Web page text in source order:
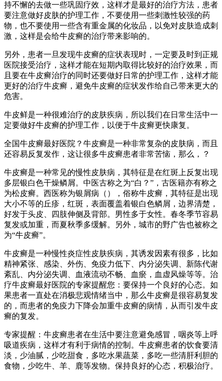
持不懈的去做一些巩固疗效，这样才是最好的治疗方法，患者
要注意做好皮肤的护理工作，不要使用一些刺激性较强的药
物，也不要使用一些含有重金属的化妆品，以免对皮肤造成刺
激，这样是会给牛皮癣的治疗带来影响的。
另外，患者一旦发现牛皮癣的症状表现时，一定要及时到正规
医院接受治疗，这样才能在短期内取得比较好的治疗效果，而
且要在牛皮癣治疗的同时还要做好日常的护理工作，这样才能
更好的治疗牛皮癣，避免牛皮癣的症状发作给自己带来更大的
危害。
牛皮鲜是一种很难治疗的皮肤疾病，所以我们在日常生活中一
定要做好牛皮癣的护理工作，以便于牛皮癣更快康复。
全国牛皮癣最好医院？牛皮癣是一种非常复杂的皮肤病，而且
还容易反复发作，这让很多牛皮癣患者非常苦恼，那么，？
牛皮癣是一种常见的慢性皮肤病，其特征是在红斑上反复出现
多层银白色干燥鳞屑。中医古称之为“白？”，古医籍亦有称之
为松皮癣。西医称为银屑病（），俗称牛皮癣，其特征是出现
大小不等的丘疹，红斑，表面覆盖着银白色鳞屑，边界清楚，
好发于头皮、四肢伸侧及背部。男性多于女性。春冬季节容易
复发或加重，而夏秋季多缓解。另外，城市的野广告也被称之
为“牛皮癣”。
牛皮癣是一种慢性炎症性皮肤疾病，其诱发因素有很多，比如
精神紧张、感染、外伤、免疫力低下、内分泌失调、新陈代谢
紊乱、内分泌失调、血液流动不畅、血瘀，血虚风燥等等。治
疗牛皮癣最好医院的专家提醒您：要保持一个良好的心态。如
果患者一直处在消极悲观情绪当中，那么牛皮癣是很容易复发
的，而患者的免疫力下降会加重牛皮癣的病情，从而引发牛皮
癣的复发。
专家提醒：牛皮癣患者在生活中要注意避免感冒，咽炎等上呼
吸道疾病，这样才有利于病情的控制。牛皮癣患者的饮食要清
淡，少油腻，少吃甜食，多吃水果蔬菜，多吃一些清肝利胆的
食物，少吃牛、羊、鹿等发物。保持良好的心态，积极治疗。